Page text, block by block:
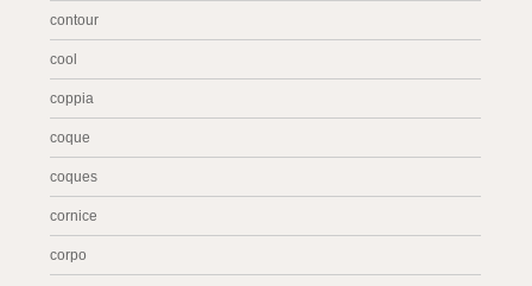
contour
cool
coppia
coque
coques
cornice
corpo